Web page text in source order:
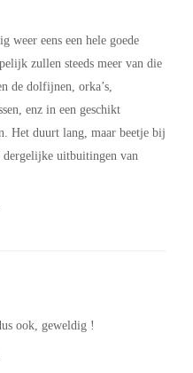
weer eens een hele goede
zullen steeds meer van die
de dolfijnen, orka’s,
enz in een geschikt
Het duurt lang, maar beetje bij
dergelijke uitbuitingen van
ook, geweldig !